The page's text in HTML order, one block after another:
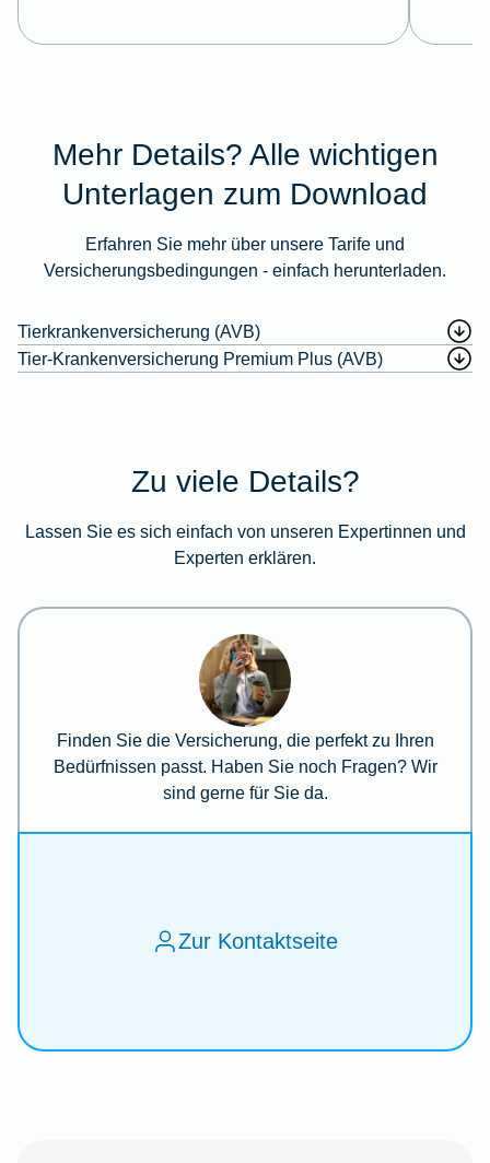
Mehr Details? Alle wichtigen
Unterlagen zum Download
Erfahren Sie mehr über unsere Tarife und
Versicherungsbedingungen - einfach herunterladen.
Tierkrankenversicherung (AVB)
Tier-Krankenversicherung Premium Plus (AVB)
Zu viele Details?
Lassen Sie es sich einfach von unseren Expertinnen und
Experten erklären.
Finden Sie die Versicherung, die perfekt zu Ihren
Bedürfnissen passt. Haben Sie noch Fragen? Wir
sind gerne für Sie da.
Zur Kontaktseite